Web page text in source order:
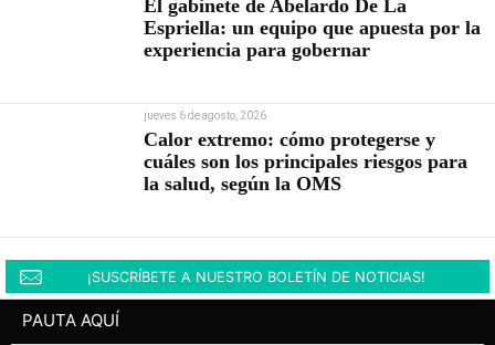
El gabinete de Abelardo De La
Espriella: un equipo que apuesta por la
experiencia para gobernar
jueves 6 de agosto, 2026
Calor extremo: cómo protegerse y
cuáles son los principales riesgos para
la salud, según la OMS
¡SUSCRÍBETE A NUESTRO BOLETÍN DE NOTICIAS!
PAUTA AQUÍ